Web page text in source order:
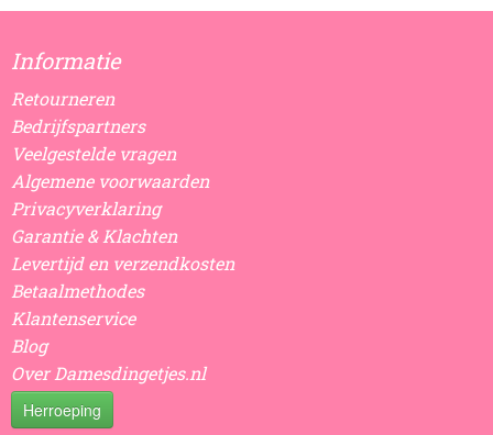
Informatie
Retourneren
Bedrijfspartners
Veelgestelde vragen
Algemene voorwaarden
Privacyverklaring
Garantie & Klachten
Levertijd en verzendkosten
Betaalmethodes
Klantenservice
Blog
Over Damesdingetjes.nl
Herroeping